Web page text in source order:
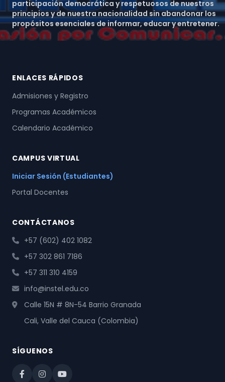
participación democrática y respetuosos de nuestros
principios y de nuestra nacionalidad sin abandonar los
propósitos esenciales de informar, educar y entretener.
ENLACES RÁPIDOS
Admisiones y Registro
Programas Académicos
Calendario Académico
CAMPUS VIRTUAL
Iniciar Sesión (Estudiantes)
Portal Docentes
CONTÁCTANOS
+57 (602) 402 1082
+57 302 861 7186
+57 311 310 4159
info@instel.edu.co
Calle 15N # 8N-54 Barrio Granada
Cali, Valle del Cauca (Colombia)
SÍGUENOS